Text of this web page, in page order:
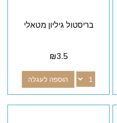
בריסטול גיליון מטאלי
₪3.5
הוספה לעגלה